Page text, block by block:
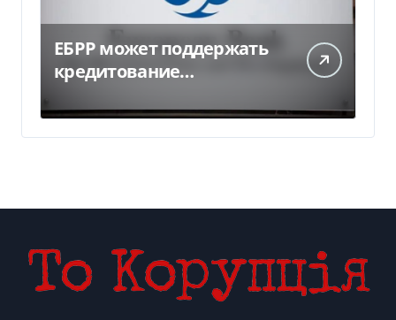
ЕБРР может поддержать
кредитование
300 млн евро — Delo.ua